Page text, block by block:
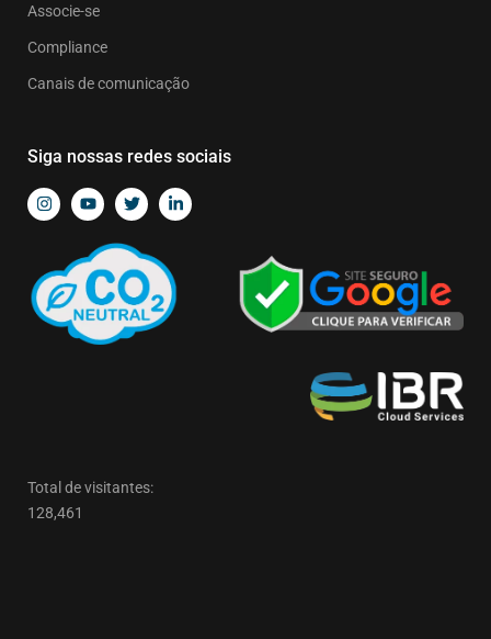
Associe-se
Compliance
Canais de comunicação
Siga nossas redes sociais
Total de visitantes:
128,461